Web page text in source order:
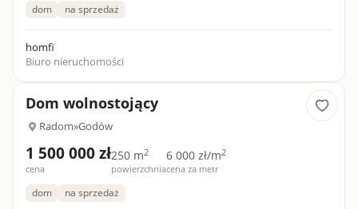
dom na sprzedaż
homfi
Biuro nieruchomości
Dom wolnostojący
Radom»Godów
1 500 000 zł
cena
250 m2
powierzchnia
6 000 zł/m2
cena za metr
dom na sprzedaż